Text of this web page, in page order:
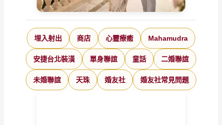
埋入射出 商店 心靈療癒 Mahamudra
安捷台北裝潢 單身聯誼 童話 二婚聯誼
未婚聯誼 天珠 婚友社 婚友社常見問題